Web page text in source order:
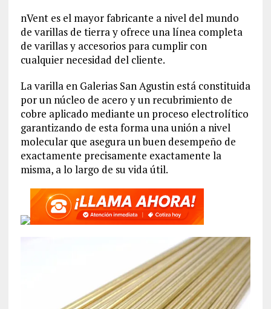
nVent es el mayor fabricante a nivel del mundo
de varillas de tierra y ofrece una línea completa
de varillas y accesorios para cumplir con
cualquier necesidad del cliente.
La varilla en Galerias San Agustin está constituida
por un núcleo de acero y un recubrimiento de
cobre aplicado mediante un proceso electrolítico
garantizando de esta forma una unión a nivel
molecular que asegura un buen desempeño de
exactamente precisamente exactamente la
misma, a lo largo de su vida útil.